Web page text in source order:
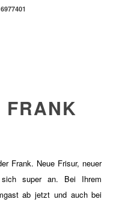
FRANK
Frank. Neue Frisur, neuer
super an. Bei Ihrem
ab jetzt und auch bei